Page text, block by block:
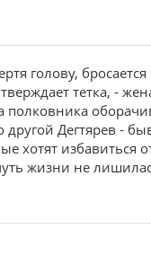
голову,
тетка, -
другой Дегтярев
хотят
жизни не